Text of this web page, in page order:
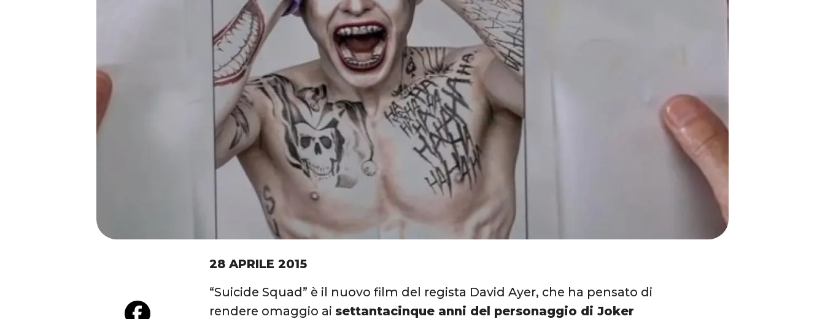
28 APRILE 2015
“Suicide Squad” è il nuovo film del regista David Ayer, che ha pensato di
rendere omaggio ai settantacinque anni del personaggio di Joker